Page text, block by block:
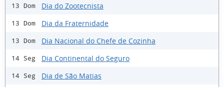
13 Dom Dia do Zootecnista
13 Dom Dia da Fraternidade
13 Dom Dia Nacional do Chefe de Cozinha
14 Seg Dia Continental do Seguro
14 Seg Dia de São Matias